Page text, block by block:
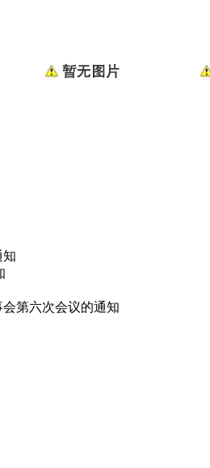
知
第六次会议的通知